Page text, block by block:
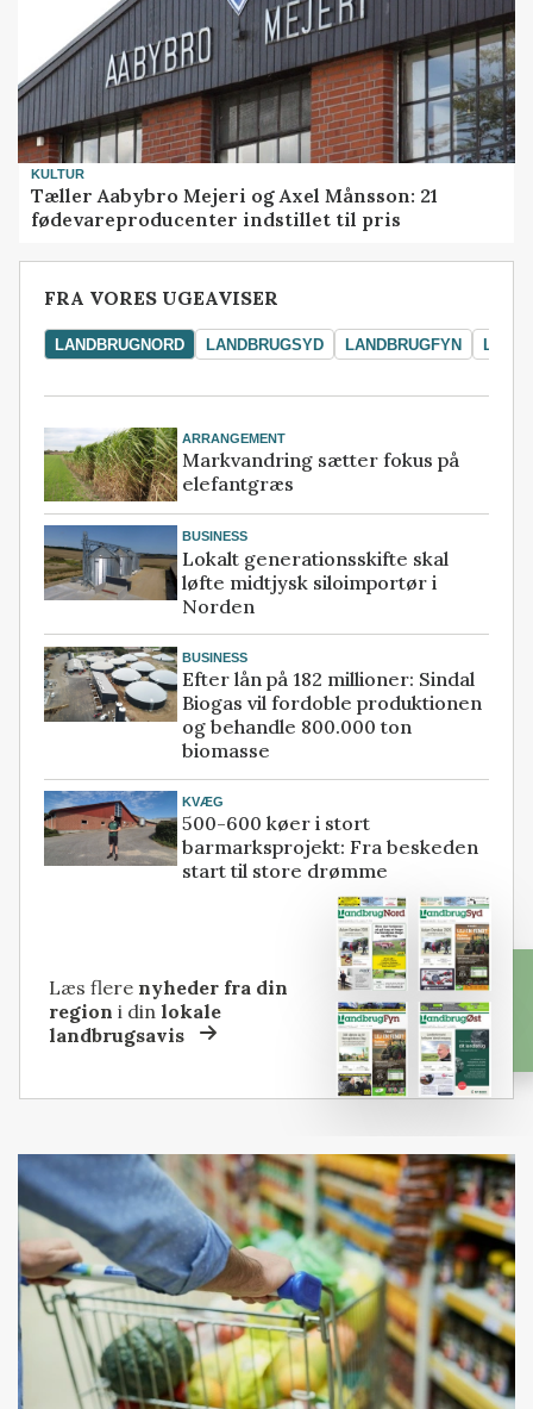
KULTUR
Tæller Aabybro Mejeri og Axel Månsson: 21
fødevareproducenter indstillet til pris
FRA VORES UGEAVISER
LANDBRUGNORD LANDBRUGSYD LANDBRUGFYN
ARRANGEMENT
Markvandring sætter fokus på
elefantgræs
BUSINESS
Lokalt generationsskifte skal
løfte midtjysk siloimportør i
Norden
BUSINESS
Efter lån på 182 millioner: Sindal
Biogas vil fordoble produktionen
og behandle 800.000 ton
biomasse
KVÆG
500-600 køer i stort
barmarksprojekt: Fra beskeden
start til store drømme
Læs flere nyheder fra din
region i dinlokale
landbrugsavis